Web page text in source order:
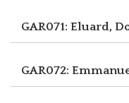
GAR071: Eluard,
GAR072: